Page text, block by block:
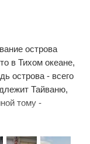
острова
в Тихом океане,
острова - всего
Тайваню,
тому -